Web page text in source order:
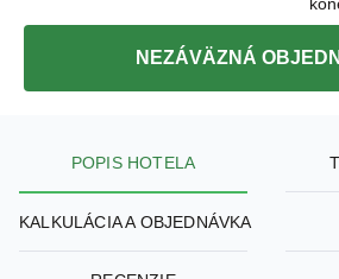
NEZÁVÄZNÁ
KALKULÁCIA A OBJEDNÁVKA
RECENZIE